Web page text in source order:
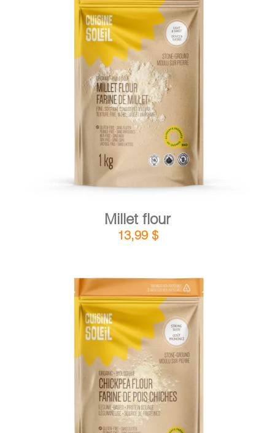
ADD TO CART / DETAILS
Millet flour
13,99 $
ADD TO CART / DETAILS